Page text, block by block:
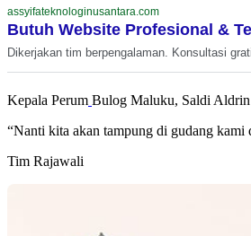
assyifateknologinusantara.com
Butuh Website Profesional &
Dikerjakan tim berpengalaman. Konsultasi
Kepala Perum Bulog Maluku, Saldi Aldrin
“Nanti kita akan tampung di gudang kami
Tim Rajawali